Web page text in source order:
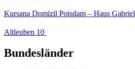
Kursana Domizil Potsdam – Haus Gabriel
Altleuben 10
Bundesländer